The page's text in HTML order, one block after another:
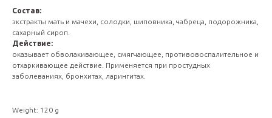
Состав:
экстракты мать и мачехи, солодки, шиповника, чабреца, подорожника,
сахарный сироп.
Действие:
оказывает обволакивающее, смягчающее, противовоспалительное и
отхаркивающее действие. Применяется при простудных
заболеваниях, бронхитах, ларингитах.
Weight: 120 g